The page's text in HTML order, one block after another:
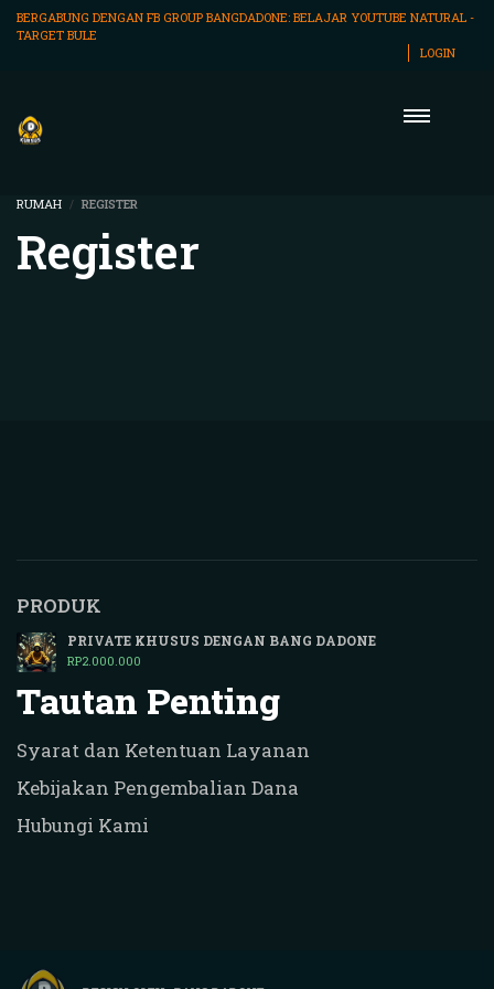
BERGABUNG DENGAN FB GROUP BANGDADONE: BELAJAR YOUTUBE NATURAL -
TARGET BULE
LOGIN
RUMAH REGISTER
Register
PRODUK
PRIVATE KHUSUS DENGAN BANG DADONE
RP2.000.000
Tautan Penting
Syarat dan Ketentuan Layanan
Kebijakan Pengembalian Dana
Hubungi Kami